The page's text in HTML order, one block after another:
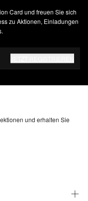
Card und freuen Sie sich
zu Aktionen, Einladungen
und erhalten Sie